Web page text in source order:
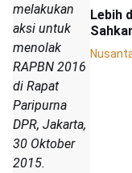
melakukan
aksi untuk
menolak
RAPBN 2016
di Rapat
Paripurna
DPR, Jakarta,
30 Oktober
2015.
Lebih